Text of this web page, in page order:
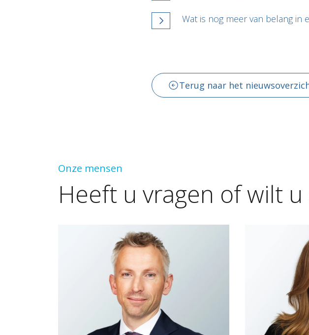
Wat is nog meer van belang in
Terug naar het
Onze mensen
Heeft u vragen ofwilt u